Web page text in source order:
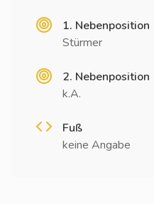
1. Nebenposition
Stürmer
2. Nebenposition
k.A.
Fuß
keine Angabe